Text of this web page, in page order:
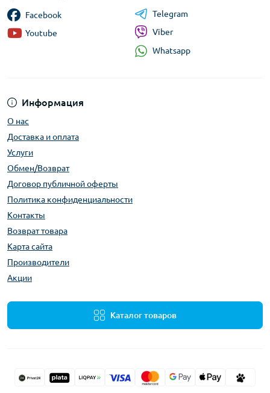
Информация
О нас
Доставка и оплата
Услуги
Обмен/Возврат
Договор публичной оферты
Политика конфиденциальности
Контакты
Возврат товара
Карта сайта
Производители
Акции
Каталог товаров
Facebook
Youtube
Telegram
Viber
Whatsapp